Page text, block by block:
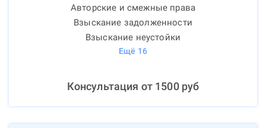
Авторские и смежные права
Взыскание задолженности
Взыскание неустойки
Ещё 16
Консультация от 1500руб